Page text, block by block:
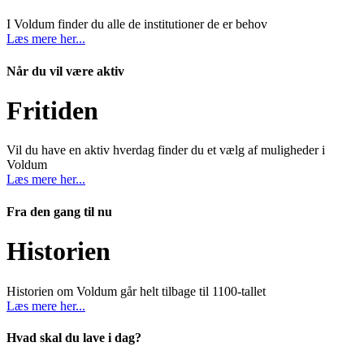
I Voldum finder du alle de institutioner de er behov
Læs mere her...
Når du vil være aktiv
Fritiden
Vil du have en aktiv hverdag finder du et vælg af muligheder i
Voldum
Læs mere her...
Fra den gang til nu
Historien
Historien om Voldum går helt tilbage til 1100-tallet
Læs mere her...
Hvad skal du lave i dag?